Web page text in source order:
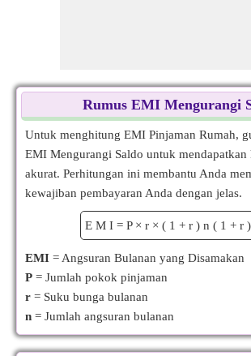
Rumus EMI Mengurangi
Untuk menghitung EMI Pinjaman Rumah,
EMI Mengurangi Saldo untuk mendapatkan
akurat. Perhitungan ini membantu Anda
kewajiban pembayaran Anda dengan jelas.
E M I = P × r × ( 1 + r ) n ( 1 + r )
EMI = Angsuran Bulanan yang Disamakan
P = Jumlah pokok pinjaman
r = Suku bunga bulanan
n = Jumlah angsuran bulanan